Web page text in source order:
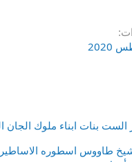
بنات ابناء ملوك الجان
طاووس اسطوره الاساطير